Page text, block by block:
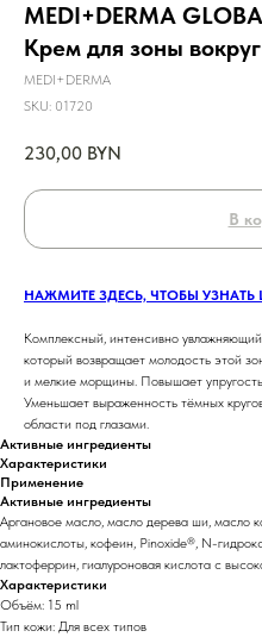
MEDI+DERMA
Крем для зоны вокруг
MEDI+DERMA
SKU: 01720
230,00 BYN
В
НАЖМИТЕ ЗДЕСЬ, ЧТОБЫ УЗНАТЬ
Комплексный, интенсивно
который возвращает молодость этой
и мелкие морщины. Повышает упругость
Уменьшает выраженность тёмных
области под глазами.
Активные ингредиенты
Характеристики
Применение
Активные ингредиенты
Аргановое масло, масло дерева ши, масло
аминокислоты, кофеин, Pinoxide®, N-
лактоферрин, гиалуроновая кислота с
Характеристики
Объём: 15 ml
Тип кожи: Для всех типов